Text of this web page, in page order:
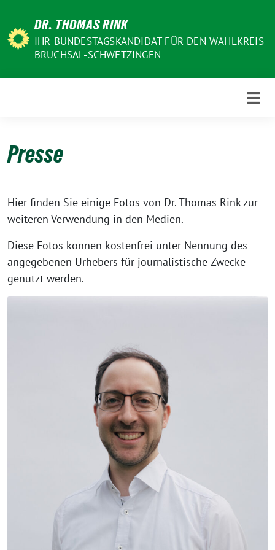
Inhalt
DR. THOMAS RINK
IHR BUNDESTAGSKANDIDAT FÜR DEN WAHLKREIS
BRUCHSAL-SCHWETZINGEN
Presse
Hier finden Sie einige Fotos von Dr. Thomas Rink zur
weiteren Verwendung in den Medien.
Diese Fotos können kostenfrei unter Nennung des
angegebenen Urhebers für journalistische Zwecke
genutzt werden.